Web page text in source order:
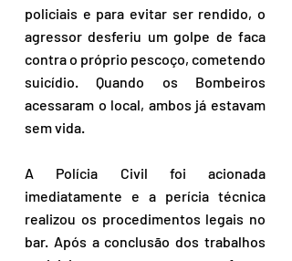
policiais e para evitar ser rendido, o
agressor desferiu um golpe de faca
contra o próprio pescoço, cometendo
suicídio. Quando os Bombeiros
acessaram o local, ambos já estavam
sem vida.
A Polícia Civil foi acionada
imediatamente e a perícia técnica
realizou os procedimentos legais no
bar. Após a conclusão dos trabalhos